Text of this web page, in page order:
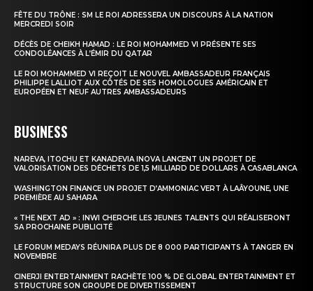
Formules d’abonnement
Mon compte
FÊTE DU TRÔNE : SM LE ROI ADRESSERA UN DISCOURS À LA NATION
MERCREDI SOIR
DÉCÈS DE CHEIKH HAMAD : LE ROI MOHAMMED VI PRÉSENTE SES
CONDOLÉANCES À L’ÉMIR DU QATAR
LE ROI MOHAMMED VI REÇOIT LE NOUVEL AMBASSADEUR FRANÇAIS
PHILIPPE LALLIOT AUX CÔTÉS DE SES HOMOLOGUES AMÉRICAIN ET
EUROPÉEN ET NEUF AUTRES AMBASSADEURS
BUSINESS
NAREVA, ITOCHU ET KANADEVIA INOVA LANCENT UN PROJET DE
VALORISATION DES DÉCHETS DE 1,5 MILLIARD DE DOLLARS À CASABLANCA
WASHINGTON FINANCE UN PROJET D’AMMONIAC VERT À LAÂYOUNE, UNE
PREMIÈRE AU SAHARA
« THE NEXT AD » : INWI CHERCHE LES JEUNES TALENTS QUI RÉALISERONT
SA PROCHAINE PUBLICITÉ
LE FORUM MEDAYS RÉUNIRA PLUS DE 8 000 PARTICIPANTS À TANGER EN
NOVEMBRE
CINERJI ENTERTAINMENT RACHÈTE 100 % DE GLOBAL ENTERTAINMENT ET
STRUCTURE SON GROUPE DE DIVERTISSEMENT